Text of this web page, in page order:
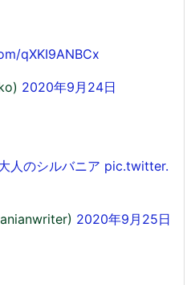
qXKI9ANBCx
2020年9月24日
人のシルバニア pic.twitter.
2020年9月25日